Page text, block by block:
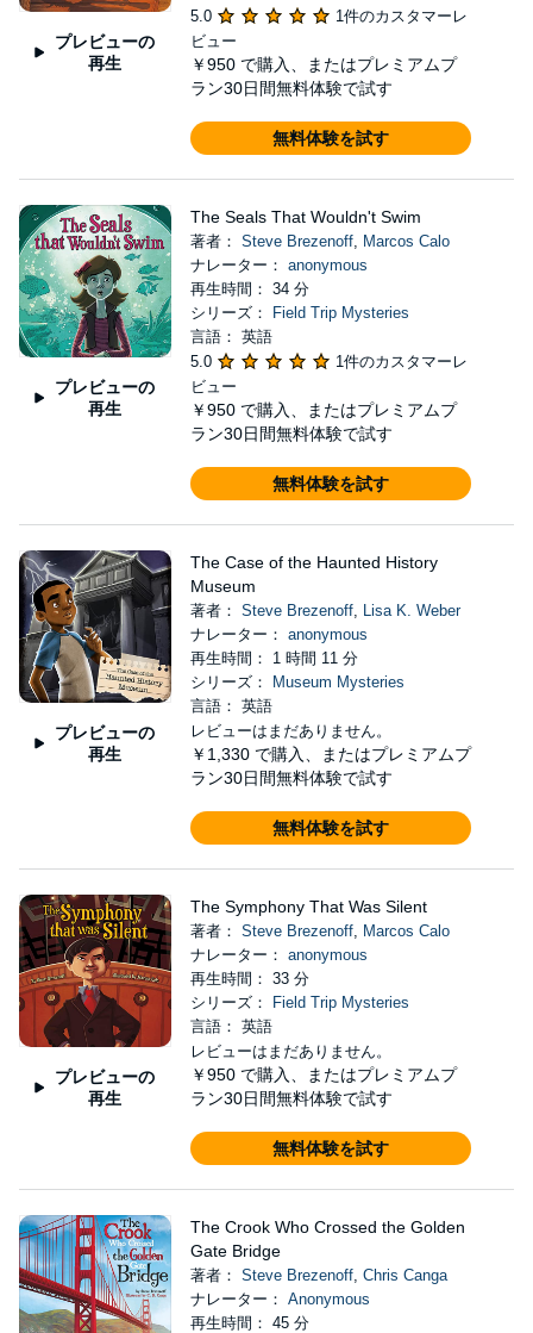
プレビューの
再生
5.0
1件のカスタマーレ
ビュー
￥950 で購入、またはプレミアムプ
ラン30日間無料体験で試す
無料体験を試す
プレビューの
再生
The Seals That Wouldn't Swim
著者： Steve Brezenoff, Marcos Calo
ナレーター： anonymous
再生時間： 34 分
シリーズ：
Field Trip Mysteries
言語： 英語
5.0
1件のカスタマーレ
ビュー
￥950 で購入、またはプレミアムプ
ラン30日間無料体験で試す
無料体験を試す
プレビューの
再生
The Case of the Haunted History
Museum
著者： Steve Brezenoff, Lisa K. Weber
ナレーター： anonymous
再生時間： 1 時間 11 分
シリーズ：
Museum Mysteries
言語： 英語
レビューはまだありません。
￥1,330 で購入、またはプレミアムプ
ラン30日間無料体験で試す
無料体験を試す
プレビューの
再生
The Symphony That Was Silent
著者： Steve Brezenoff, Marcos Calo
ナレーター： anonymous
再生時間： 33 分
シリーズ：
Field Trip Mysteries
言語： 英語
レビューはまだありません。
￥950 で購入、またはプレミアムプ
ラン30日間無料体験で試す
無料体験を試す
The Crook Who Crossed the Golden
Gate Bridge
著者： Steve Brezenoff, Chris Canga
ナレーター： Anonymous
再生時間： 45 分